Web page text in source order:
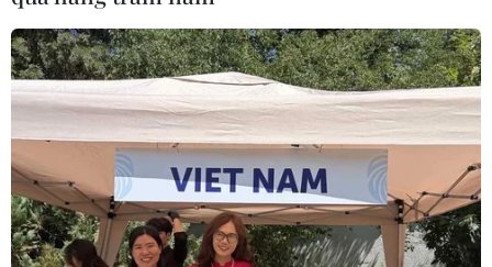
Mỗi kỳ thi là một hành trình đồng hành đong đầy lo âu, kỳ vọng
và tình yêu thương vô bờ bến của cha mẹ. (Ảnh: Hoài
Nam/Vietnam+)
(Vietnam+)